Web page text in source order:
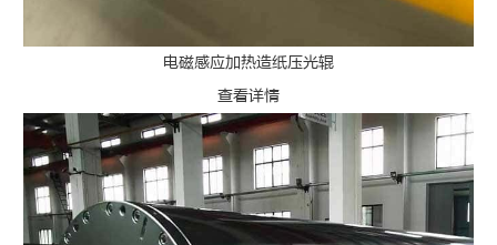
电磁感应加热造纸压光辊
查看详情